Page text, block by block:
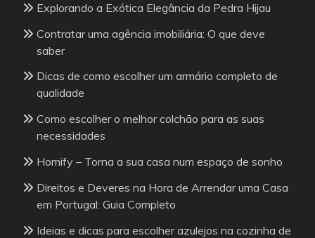
Explorando a Exótica Elegância da Pedra Hijau
Contratar uma agência imobiliária: O que deve
saber
Dicas de como escolher um armário completo de
qualidade
Como escolher o melhor colchão para as suas
necessidades
Homify – Torna a sua casa num espaço de sonho
Direitos e Deveres na Hora de Arrendar uma Casa
em Portugal: Guia Completo
Ideias e dicas para escolher azulejos na cozinha de